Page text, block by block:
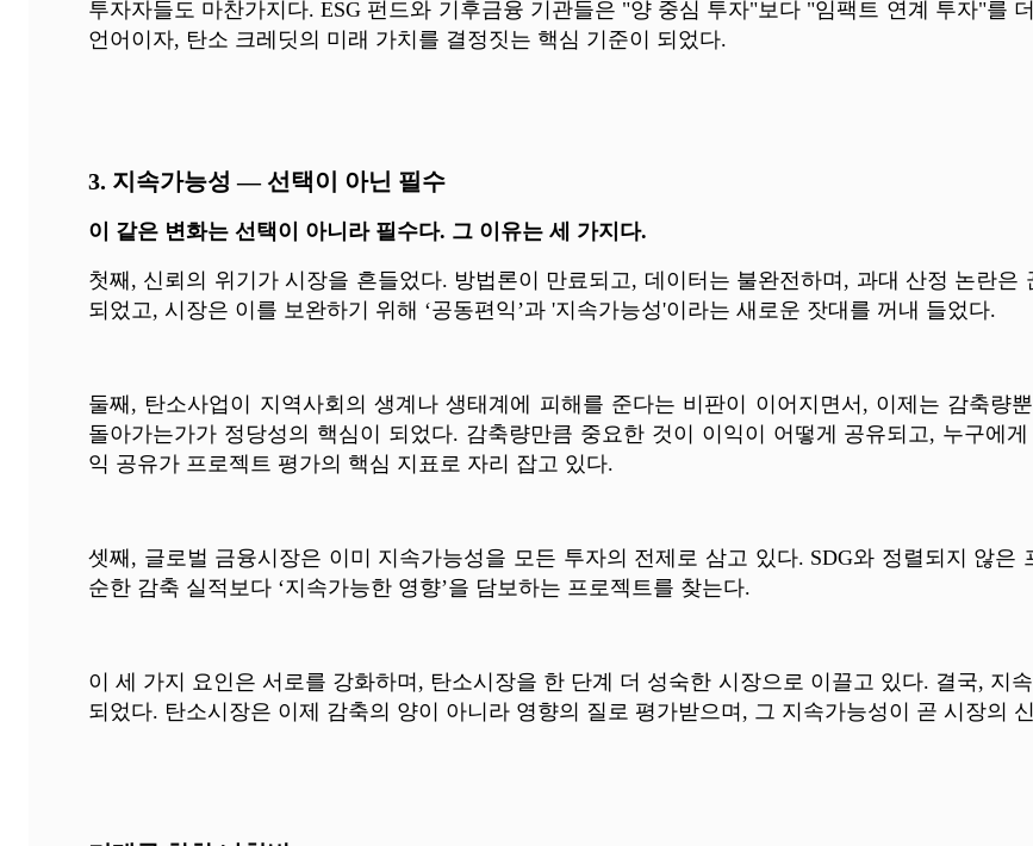
투자자들도 마찬가지다. ESG 펀드와 기후금융 기관들은 "양 중심 투자"보다 "임팩트 연계 투자"를
언어이자, 탄소 크레딧의 미래 가치를 결정짓는 핵심 기준이 되었다.
3. 지속가능성 — 선택이 아닌 필수
이 같은 변화는 선택이 아니라 필수다. 그 이유는 세 가지다.
첫째, 신뢰의 위기가 시장을 흔들었다. 방법론이 만료되고, 데이터는 불완전하며, 과대 산정 논란은
되었고, 시장은 이를 보완하기 위해 ‘공동편익’과 '지속가능성'이라는 새로운 잣대를 꺼내 들었다.
둘째, 탄소사업이 지역사회의 생계나 생태계에 피해를 준다는 비판이 이어지면서, 이제는 감축량
돌아가는가가 정당성의 핵심이 되었다. 감축량만큼 중요한 것이 이익이 어떻게 공유되고, 누구에
익 공유가 프로젝트 평가의 핵심 지표로 자리 잡고 있다.
셋째, 글로벌 금융시장은 이미 지속가능성을 모든 투자의 전제로 삼고 있다. SDG와 정렬되지 않
순한 감축 실적보다 ‘지속가능한 영향’을 담보하는 프로젝트를 찾는다.
이 세 가지 요인은 서로를 강화하며, 탄소시장을 한 단계 더 성숙한 시장으로 이끌고 있다. 결국, 지
되었다. 탄소시장은 이제 감축의 양이 아니라 영향의 질로 평가받으며, 그 지속가능성이 곧 시장의